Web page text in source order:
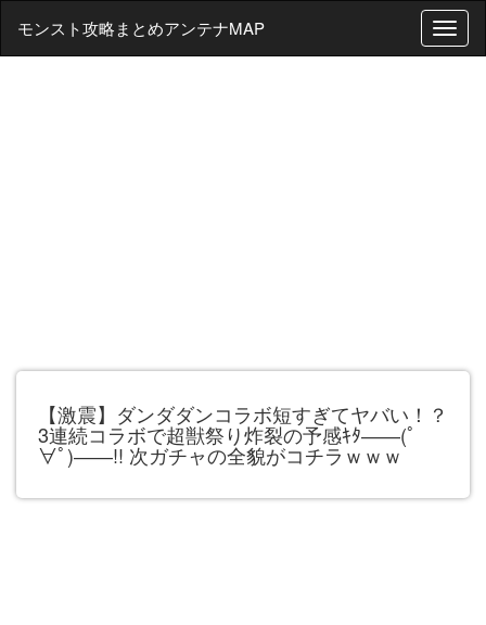
T
o
モンスト攻略まとめアンテナMAP
【激震】ダンダダンコラボ短すぎてヤバい！？
3連続コラボで超獣祭り炸裂の予感ｷﾀ――(ﾟ
∀ﾟ)――!! 次ガチャの全貌がコチラｗｗｗ